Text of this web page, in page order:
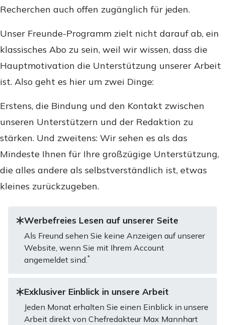
Recherchen auch offen zugänglich für jeden.
Unser Freunde-Programm zielt nicht darauf ab, ein
klassisches Abo zu sein, weil wir wissen, dass die
Hauptmotivation die Unterstützung unserer Arbeit
ist. Also geht es hier um zwei Dinge:
Erstens, die Bindung und den Kontakt zwischen
unseren Unterstützern und der Redaktion zu
stärken. Und zweitens: Wir sehen es als das
Mindeste Ihnen für Ihre großzügige Unterstützung,
die alles andere als selbstverständlich ist, etwas
kleines zurückzugeben.
Werbefreies Lesen auf unserer Seite
Als Freund sehen Sie keine Anzeigen auf unserer
Website, wenn Sie mit Ihrem Account
angemeldet sind.*
Exklusiver Einblick in unsere Arbeit
Jeden Monat erhalten Sie einen Einblick in unsere
Arbeit direkt von Chefredakteur Max Mannhart